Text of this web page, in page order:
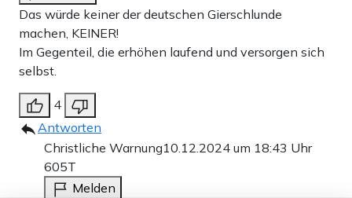
Das würde keiner der deutschen Gierschlunde
machen, KEINER!
Im Gegenteil, die erhöhen laufend und versorgen sich
selbst.
4
Antworten
Christliche Warnung10.12.2024 um 18:43 Uhr
605T
Melden